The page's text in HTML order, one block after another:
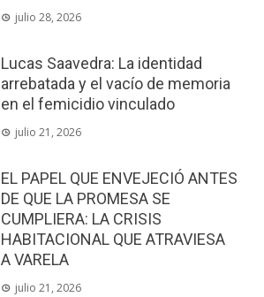
julio 28, 2026
Lucas Saavedra: La identidad
arrebatada y el vacío de memoria
en el femicidio vinculado
julio 21, 2026
EL PAPEL QUE ENVEJECIÓ ANTES
DE QUE LA PROMESA SE
CUMPLIERA: LA CRISIS
HABITACIONAL QUE ATRAVIESA
A VARELA
julio 21, 2026